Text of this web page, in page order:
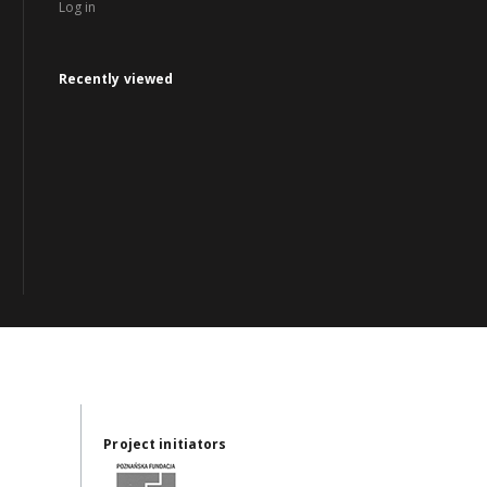
Log in
Recently viewed
Project initiators